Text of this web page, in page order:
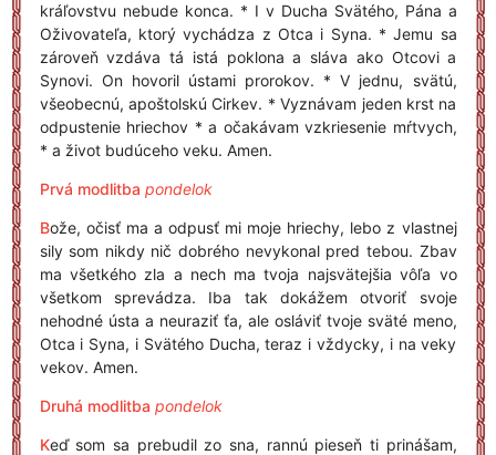
kráľovstvu nebude konca. * I v Ducha Svätého, Pána a
Oživovateľa, ktorý vychádza z Otca i Syna. * Jemu sa
zároveň vzdáva tá istá poklona a sláva ako Otcovi a
Synovi. On hovoril ústami prorokov. * V jednu, svätú,
všeobecnú, apoštolskú Cirkev. * Vyznávam jeden krst na
odpustenie hriechov * a očakávam vzkriesenie mŕtvych,
* a život budúceho veku. Amen.
Prvá modlitba pondelok
Bože, očisť ma a odpusť mi moje hriechy, lebo z vlastnej
sily som nikdy nič dobrého nevykonal pred tebou. Zbav
ma všetkého zla a nech ma tvoja najsvätejšia vôľa vo
všetkom sprevádza. Iba tak dokážem otvoriť svoje
nehodné ústa a neuraziť ťa, ale osláviť tvoje sväté meno,
Otca i Syna, i Svätého Ducha, teraz i vždycky, i na veky
vekov. Amen.
Druhá modlitba pondelok
Keď som sa prebudil zo sna, rannú pieseň ti prinášam,